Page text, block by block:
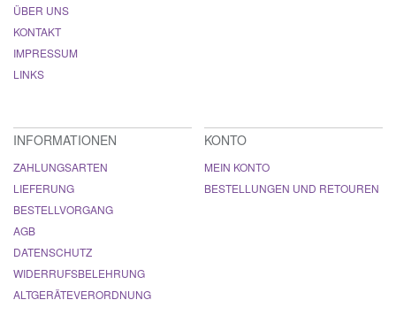
ÜBER UNS
KONTAKT
IMPRESSUM
LINKS
INFORMATIONEN
ZAHLUNGSARTEN
LIEFERUNG
BESTELLVORGANG
AGB
DATENSCHUTZ
WIDERRUFSBELEHRUNG
ALTGERÄTEVERORDNUNG
KONTO
MEIN KONTO
BESTELLUNGEN UND RETOUREN